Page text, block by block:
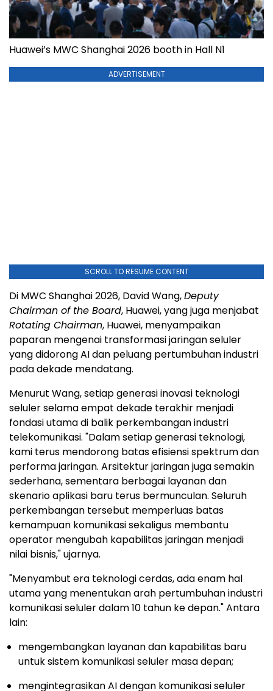
Huawei’s MWC Shanghai 2026 booth in Hall N1
ADVERTISEMENT
SCROLL TO RESUME CONTENT
Di MWC Shanghai 2026, David Wang,Deputy
Chairman of the Board, Huawei, yang juga menjabat
Rotating Chairman, Huawei, menyampaikan
paparan mengenai transformasi jaringan seluler
yang didorong AI dan peluang pertumbuhan industri
pada dekade mendatang.
Menurut Wang, setiap generasi inovasi teknologi
seluler selama empat dekade terakhir menjadi
fondasi utama di balik perkembangan industri
telekomunikasi. "Dalam setiap generasi teknologi,
kami terus mendorong batas efisiensi spektrum dan
performa jaringan. Arsitektur jaringan juga semakin
sederhana, sementara berbagai layanan dan
skenario aplikasi baru terus bermunculan. Seluruh
perkembangan tersebut memperluas batas
kemampuan komunikasi sekaligus membantu
operator mengubah kapabilitas jaringan menjadi
nilai bisnis," ujarnya.
"Menyambut era teknologi cerdas, ada enam hal
utama yang menentukan arah pertumbuhan industri
komunikasi seluler dalam 10 tahun ke depan." Antara
lain:
mengembangkan layanan dan kapabilitas baru
untuk sistem komunikasi seluler masa depan;
mengintegrasikan AI dengan komunikasi seluler